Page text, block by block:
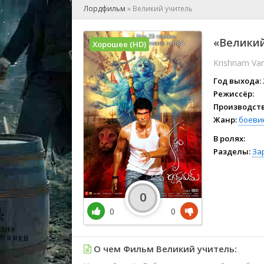
🕺 Мюзикл
👨‍💻
🎤 Ток-
🧙‍♀️
🏅
Лордфильм » Великий учитель
Krishnam
Год выхода:
Режиссёр:
Жанр:
В ролях:
Разделы:
Хорошее (HD)
0
0
0
О чем Фильм Великий учитель: